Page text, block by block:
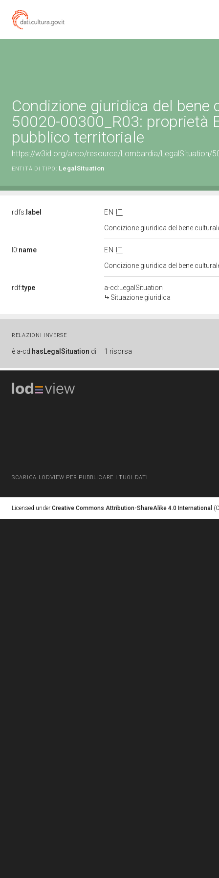
Condizione giuridica del bene
50020-00300_R03: proprietà
pubblico territoriale
https://w3id.org/arco/resource/Lombardia/LegalSituation/
ENTITÀ DI TIPO: LegalSituation
rdfs: label EN
IT
Condizione giuridica del bene
l0:name EN
IT
Condizione giuridica del bene
rdf:type
a-cd:LegalSituation
Situazione giuridica
RELAZIONI INVERSE
è a-cd:hasLegalSituation di 1 risorsa
SCARICA LODVIEW PER PUBBLICARE I TUOI DATI
Licensed under Creative Commons Attribution-ShareAlike 4.0 International